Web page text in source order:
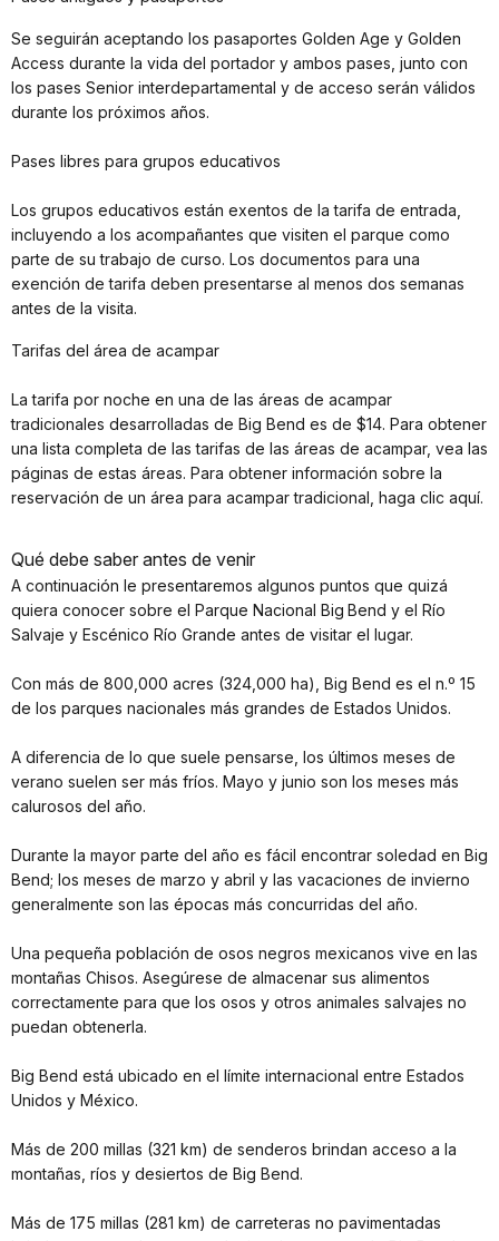
Se seguirán aceptando los pasaportes Golden Age y Golden
Access durante la vida del portador y ambos pases, junto con
los pases Senior interdepartamental y de acceso serán válidos
durante los próximos años.
Pases libres para grupos educativos
Los grupos educativos están exentos de la tarifa de entrada,
incluyendo a los acompañantes que visiten el parque como
parte de su trabajo de curso. Los documentos para una
exención de tarifa deben presentarse al menos dos semanas
antes de la visita.
Tarifas del área de acampar
La tarifa por noche en una de las áreas de acampar
tradicionales desarrolladas de Big Bend es de $14. Para obtener
una lista completa de las tarifas de las áreas de acampar, vea las
páginas de estas áreas. Para obtener información sobre la
reservación de un área para acampar tradicional, haga clic aquí.
Qué debe saber antes de venir
A continuación le presentaremos algunos puntos que quizá
quiera conocer sobre el Parque Nacional Big Bend y el Río
Salvaje y Escénico Río Grande antes de visitar el lugar.
Con más de 800,000 acres (324,000 ha), Big Bend es el n.º 15
de los parques nacionales más grandes de Estados Unidos.
A diferencia de lo que suele pensarse, los últimos meses de
verano suelen ser más fríos. Mayo y junio son los meses más
calurosos del año.
Durante la mayor parte del año es fácil encontrar soledad en Big
Bend; los meses de marzo y abril y las vacaciones de invierno
generalmente son las épocas más concurridas del año.
Una pequeña población de osos negros mexicanos vive en las
montañas Chisos. Asegúrese de almacenar sus alimentos
correctamente para que los osos y otros animales salvajes no
puedan obtenerla.
Big Bend está ubicado en el límite internacional entre Estados
Unidos y México.
Más de 200 millas (321 km) de senderos brindan acceso a la
montañas, ríos y desiertos de Big Bend.
Más de 175 millas (281 km) de carreteras no pavimentadas